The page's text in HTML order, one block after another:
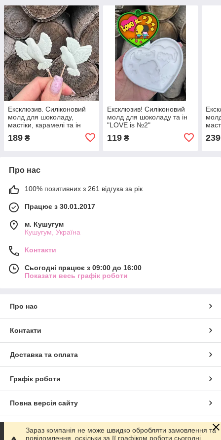
Ексклюзив. Силіконовий
молд для шоколаду,
мастіки, карамелі та ін
189 ₴
Ексклюзив! Силіконовий
молд для шоколаду та ін
"LOVE is №2"
119₴ 239
Про нас
100% позитивних з 261 відгука за рік
Працює з 30.01.2017
м. Кушугум
Кушугум, Україна
Контакти
Сьогодні працює з 09:00 до 16:00
Показати весь графік роботи
Про нас
Контакти
Доставка та оплата
Графік роботи
Повна версія сайту
Сайт створено на маркетплейсі Prom.ua
Зараз компанія не може швидко обробляти замовлення та
повідомлення, оскільки за її графіком роботи сьогодні